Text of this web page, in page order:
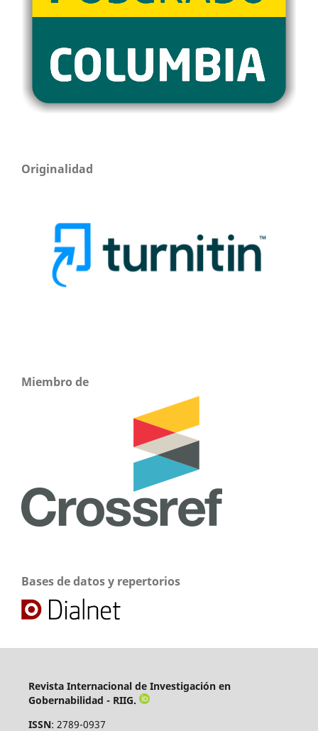
Originalidad
Miembro de
Bases de datos y repertorios
Revista Internacional de Investigación en
Gobernabilidad - RIIG.
ISSN: 2789-0937